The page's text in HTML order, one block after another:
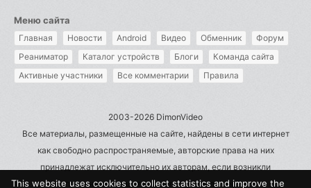
Меню сайта
Главная Новости Android Видео Обменник
Форум
Реаниматор
Каталог устройств Блоги
Команда сайта
Активные участники
Все комментарии Правила
2003-2026 DimonVideo
Все материалы, размещенные на сайте, найдены в сети интернет
как свободно распространяемые, авторские права на них
принадлежат исключительно их авторам, если возникли
претензии - пишите на admin@dimonvideo.ru
This website uses cookies to collect statistics and improve the